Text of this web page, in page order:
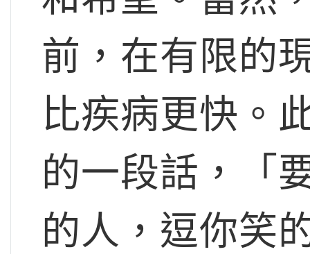
前，在有限的
比疾病更快。
的一段話，「
的人，逗你笑